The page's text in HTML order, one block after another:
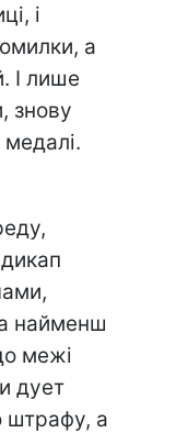
і
а
І лише
знову
найменш
межі
дует
штрафу, а